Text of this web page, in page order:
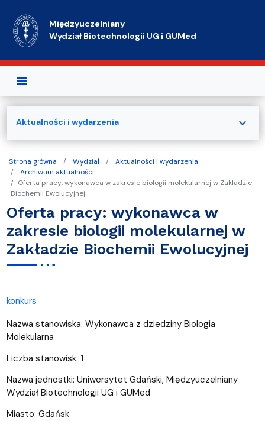
Międzyuczelniany
Wydział Biotechnologii UG i GUMed
Strona główna Wydział
Aktualności i wydarzenia
Archiwum aktualności
Oferta pracy: wykonawca w zakresie biologii molekularnej w Zakładzie
Biochemii Ewolucyjnej
Oferta pracy: wykonawca w
zakresie biologii molekularnej w
Zakładzie Biochemii Ewolucyjnej
konkurs
Nazwa stanowiska: Wykonawca z dziedziny Biologia
Molekularna
Liczba stanowisk: 1
Nazwa jednostki: Uniwersytet Gdański, Międzyuczelniany
Wydział Biotechnologii UG i GUMed
Miasto: Gdańsk
Aktualności i wydarzenia expand_more